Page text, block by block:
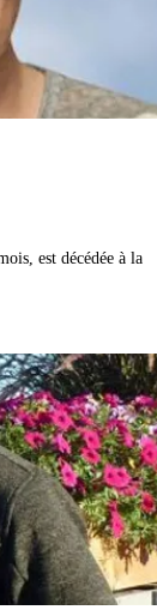
est décédée à la